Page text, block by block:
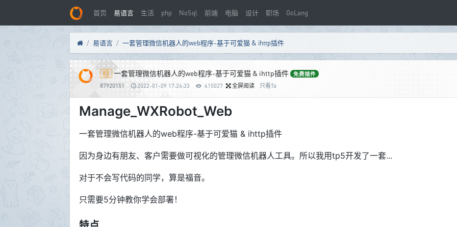
首页 易语言 生活 php NoSql 前端 电脑 设计 职场 GoLang
易语言 一套管理微信机器人的web程序-基于可爱猫 & ihttp插件
一套管理微信机器人的web程序-基于可爱猫 & ihttp插件 免费插件
87920151 2022-01-09 17:24:33 415027 全屏阅读 只看Ta
Manage_WXRobot_Web
一套管理微信机器人的web程序-基于可爱猫 & ihttp插件
因为身边有朋友、客户需要做可视化的管理微信机器人工具。所以我用tp5开发了一套...
对于不会写代码的同学，算是福音。
只需要5分钟教你学会部署！